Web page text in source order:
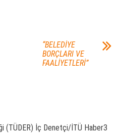
“BELEDİYE
BORÇLARI VE
FAALİYETLERİ”
(TÜDER) İç Denetçi/İTÜ Haber3